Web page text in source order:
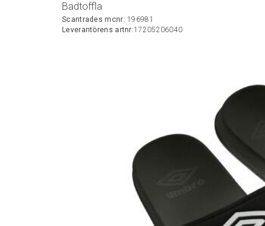
Badtoffla
Scantrades mcnr:196981
Leverantörens artnr:17205206040